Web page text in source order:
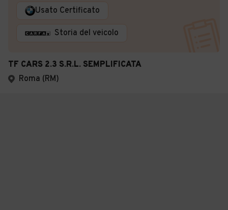
Usato Certificato
Storia del veicolo
TF CARS 2.3 S.R.L. SEMPLIFICATA
Roma (RM)